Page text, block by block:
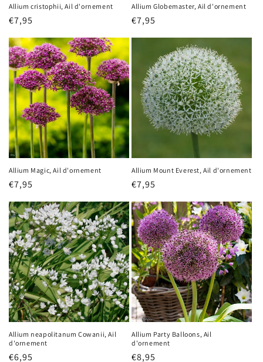
Allium cristophii, Ail d'ornement
Prix
habituel
€7,95
Allium Globemaster, Ail d'ornement
Prix
habituel
€7,95
Allium Magic, Ail d'ornement
Prix
habituel
€7,95
Allium Mount Everest, Ail d'ornement
Prix
habituel
€7,95
Allium neapolitanum Cowanii, Ail
d'ornement
Prix
€6,95
Allium Party Balloons, Ail
d'ornement
Prix
€8,95